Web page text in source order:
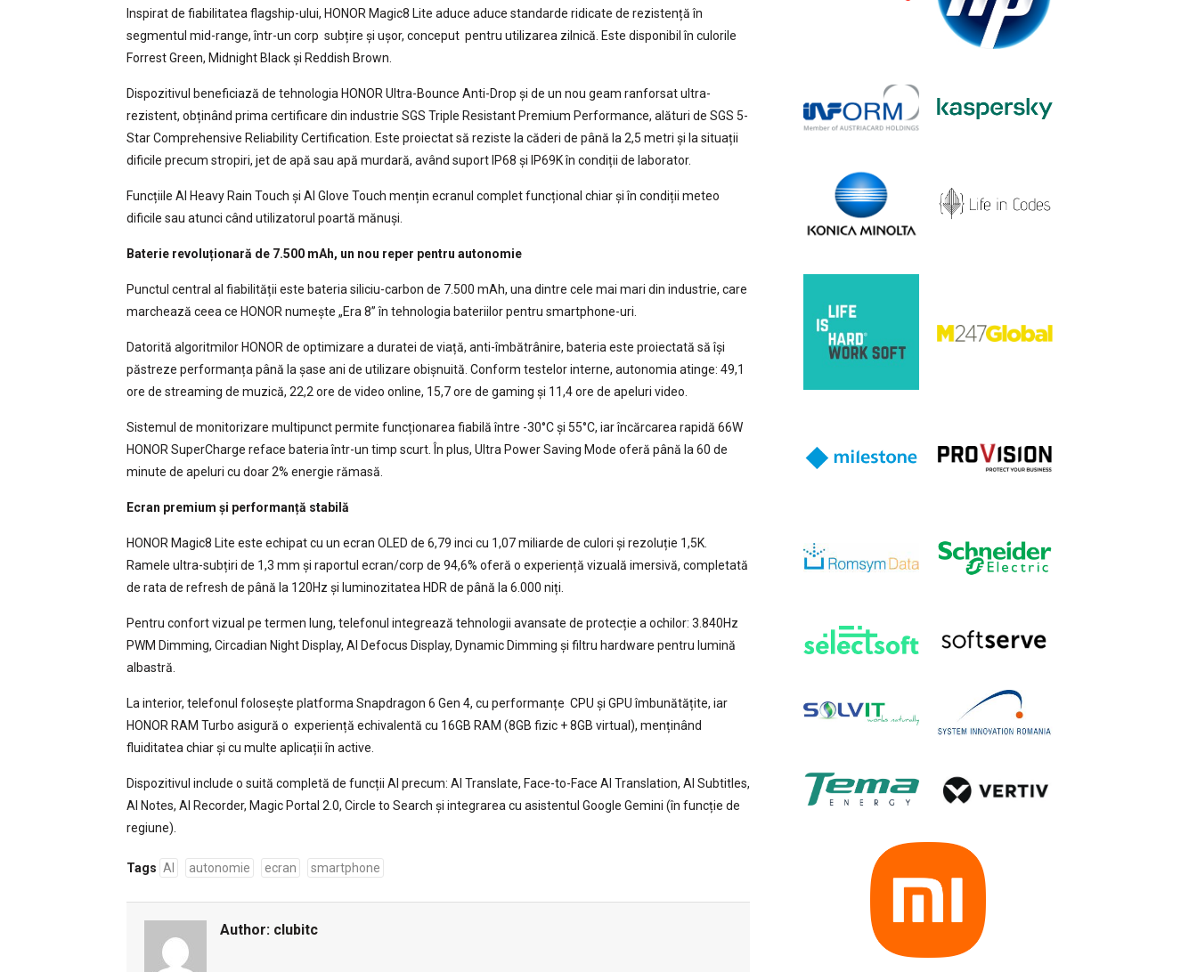
Inspirat de fiabilitatea flagship-ului, HONOR Magic8 Lite aduce aduce standarde ridicate de rezistență în
segmentul mid-range, într-un corp subțire și ușor, conceput pentru utilizarea zilnică. Este disponibil în culorile
Forrest Green, Midnight Black și Reddish Brown.
Dispozitivul beneficiază de tehnologia HONOR Ultra-Bounce Anti-Drop și de un nou geam ranforsat ultra-
rezistent, obținând prima certificare din industrie SGS Triple Resistant Premium Performance, alături de SGS 5-
Star Comprehensive Reliability Certification. Este proiectat să reziste la căderi de până la 2,5 metri și la situații
dificile precum stropiri, jet de apă sau apă murdară, având suport IP68 și IP69K în condiții de laborator.
Funcțiile AI Heavy Rain Touch și AI Glove Touch mențin ecranul complet funcțional chiar și în condiții meteo
dificile sau atunci când utilizatorul poartă mănuși.
Baterie revoluționară de 7.500 mAh, un nou reper pentru autonomie
Punctul central al fiabilității este bateria siliciu-carbon de 7.500 mAh, una dintre cele mai mari din industrie, care
marchează ceea ce HONOR numește „Era 8” în tehnologia bateriilor pentru smartphone-uri.
Datorită algoritmilor HONOR de optimizare a duratei de viață, anti-îmbătrânire, bateria este proiectată să își
păstreze performanța până la șase ani de utilizare obișnuită. Conform testelor interne, autonomia atinge: 49,1
ore de streaming de muzică, 22,2 ore de video online, 15,7 ore de gaming și 11,4 ore de apeluri video.
Sistemul de monitorizare multipunct permite funcționarea fiabilă între -30°C și 55°C, iar încărcarea rapidă 66W
HONOR SuperCharge reface bateria într-un timp scurt. În plus, Ultra Power Saving Mode oferă până la 60 de
minute de apeluri cu doar 2% energie rămasă.
Ecran premium și performanță stabilă
HONOR Magic8 Lite este echipat cu un ecran OLED de 6,79 inci cu 1,07 miliarde de culori și rezoluție 1,5K.
Ramele ultra-subțiri de 1,3 mm și raportul ecran/corp de 94,6% oferă o experiență vizuală imersivă, completată
de rata de refresh de până la 120Hz și luminozitatea HDR de până la 6.000 niți.
Pentru confort vizual pe termen lung, telefonul integrează tehnologii avansate de protecție a ochilor: 3.840Hz
PWM Dimming, Circadian Night Display, AI Defocus Display, Dynamic Dimming și filtru hardware pentru lumină
albastră.
La interior, telefonul folosește platforma Snapdragon 6 Gen 4, cu performanțe CPU și GPU îmbunătățite, iar
HONOR RAM Turbo asigură o experiență echivalentă cu 16GB RAM (8GB fizic + 8GB virtual), menținând
fluiditatea chiar și cu multe aplicații în active.
Dispozitivul include o suită completă de funcții AI precum: AI Translate, Face-to-Face AI Translation, AI Subtitles,
AI Notes, AI Recorder, Magic Portal 2.0, Circle to Search și integrarea cu asistentul Google Gemini (în funcție de
regiune).
Tags AI autonomie ecran smartphone
Author: clubitc